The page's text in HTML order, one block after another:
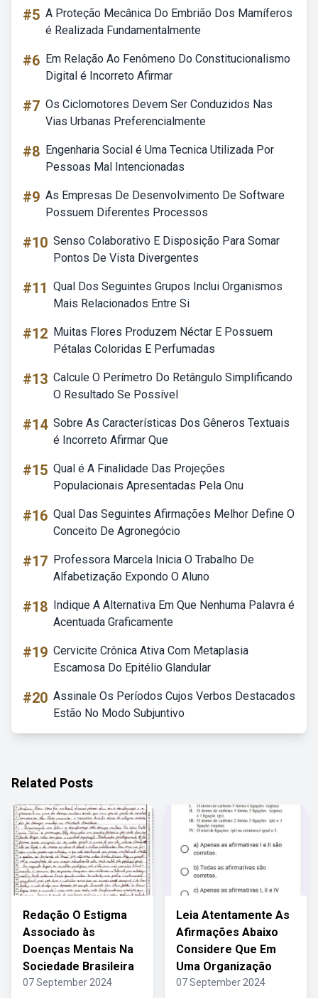
#5 A Proteção Mecânica Do Embrião Dos Mamíferos
é Realizada Fundamentalmente
#6 Em Relação Ao Fenômeno Do Constitucionalismo
Digital é Incorreto Afirmar
#7 Os Ciclomotores Devem Ser Conduzidos Nas
Vias Urbanas Preferencialmente
#8 Engenharia Social é Uma Tecnica Utilizada Por
Pessoas Mal Intencionadas
#9 As Empresas De Desenvolvimento De Software
Possuem Diferentes Processos
#10 Senso Colaborativo E Disposição Para Somar
Pontos De Vista Divergentes
#11 Qual Dos Seguintes Grupos Inclui Organismos
Mais Relacionados Entre Si
#12 Muitas Flores Produzem Néctar E Possuem
Pétalas Coloridas E Perfumadas
#13 Calcule O Perímetro Do Retângulo Simplificando
O Resultado Se Possível
#14 Sobre As Características Dos Gêneros Textuais
é Incorreto Afirmar Que
#15 Qual é A Finalidade Das Projeções
Populacionais Apresentadas Pela Onu
#16 Qual Das Seguintes Afirmações Melhor Define O
Conceito De Agronegócio
#17 Professora Marcela Inicia O Trabalho De
Alfabetização Expondo O Aluno
#18 Indique A Alternativa Em Que Nenhuma Palavra é
Acentuada Graficamente
#19 Cervicite Crônica Ativa Com Metaplasia
Escamosa Do Epitélio Glandular
#20 Assinale Os Períodos Cujos Verbos Destacados
Estão No Modo Subjuntivo
Related Posts
Redação O Estigma
Associado às
Doenças Mentais Na
Sociedade Brasileira
07 September 2024
Leia Atentamente As
Afirmações Abaixo
Considere Que Em
Uma Organização
07 September 2024